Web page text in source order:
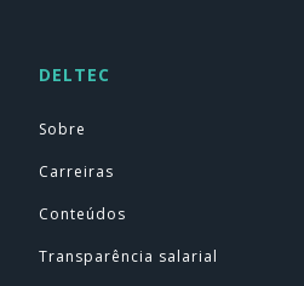
DELTEC
Sobre
Carreiras
Conteúdos
Transparência salarial